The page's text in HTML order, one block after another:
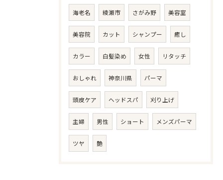
海老名 綾瀬市 さがみ野 美容室
美容院 カット シャンプー 癒し
カラー 白髪染め 女性 リタッチ
おしゃれ 神奈川県 パーマ
頭皮ケア ヘッドスパ 刈り上げ
主婦 男性 ショート メンズパーマ
ツヤ 艶